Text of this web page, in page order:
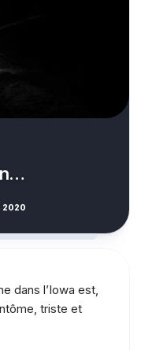
2020
dans l’Iowa est,
triste et